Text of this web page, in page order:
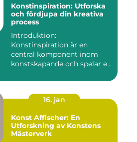
Konstinspiration: Utforska
och fördjupa din kreativa
process
Introduktion:
Konstinspiration är en
central komponent inom
konstskapande och spelar en
16. jan
Konst Affischer: En
Utforskning av Konstens
Mästerverk